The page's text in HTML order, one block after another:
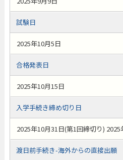
試験日
2025年10月5日
合格発表日
2025年10月15日
入学手続き締め切り日
2025年10月31日(第1回締切り)
渡日前手続き-海外からの直接出願